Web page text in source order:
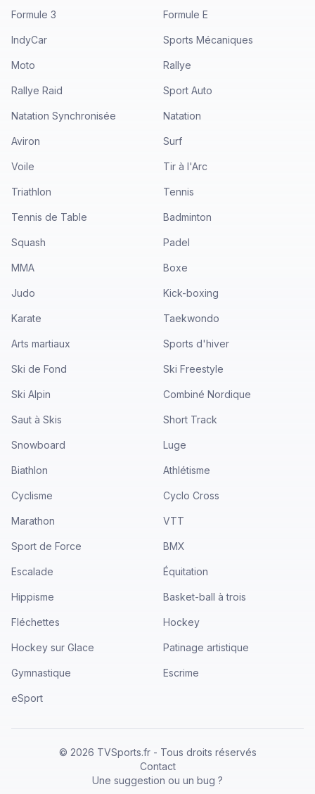
Formule 3 Formule E
IndyCar Sports Mécaniques
Moto Rallye
Rallye Raid Sport Auto
Natation Synchronisée Natation
Aviron Surf
Voile Tir à l'Arc
Triathlon Tennis
Tennis de Table Badminton
Squash Padel
MMA Boxe
Judo Kick-boxing
Karate Taekwondo
Arts martiaux Sports d'hiver
Ski de Fond Ski Freestyle
Ski Alpin Combiné Nordique
Saut à Skis Short Track
Snowboard Luge
Biathlon Athlétisme
Cyclisme Cyclo Cross
Marathon VTT
Sport de Force BMX
Escalade Équitation
Hippisme Basket-ball à trois
Fléchettes Hockey
Hockey sur Glace Patinage artistique
Gymnastique Escrime
eSport
© 2026 TVSports.fr - Tous droits réservés
Contact
Une suggestion ou un bug ?